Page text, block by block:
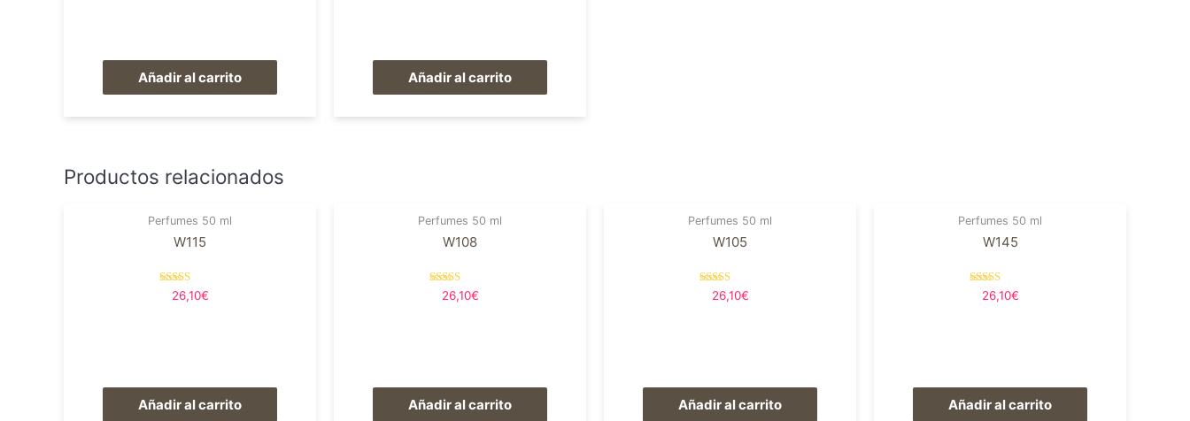
Añadir al carrito Añadir al carrito
Productos relacionados
Perfumes 50 ml
W115
Valorado en
5.00
26,10€
Añadir al carrito
Perfumes 50 ml
W108
Valorado en
5.00
26,10€
Añadir al carrito
Perfumes 50 ml
W105
Valorado en
5.00
26,10€
Añadir al carrito
Perfumes 50 ml
W145
Valorado en
5.00
26,10€
Añadir al carrito